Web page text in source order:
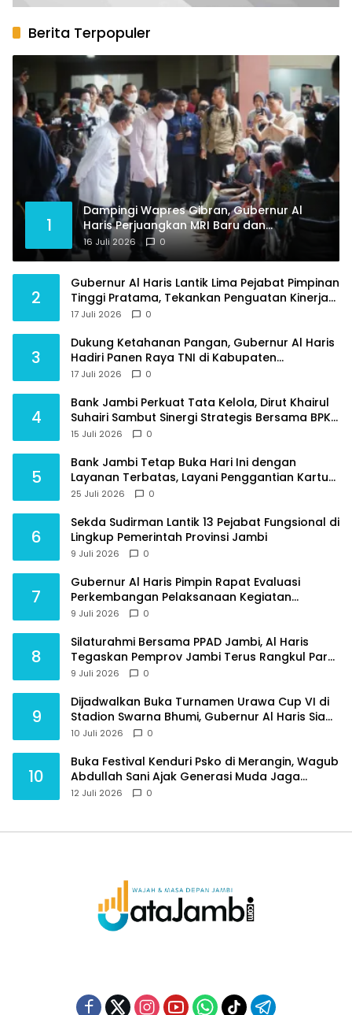
Berita Terpopuler
1
Dampingi Wapres Gibran, Gubernur Al
Haris Perjuangkan MRI Baru dan
Tambahan Dokter Spesialis untuk RSUD
Raden Mattaher
16 Juli 2026 0
2
Gubernur Al Haris Lantik Lima Pejabat Pimpinan
Tinggi Pratama, Tekankan Penguatan Kinerja
dan Integritas
17 Juli 2026 0
3
Dukung Ketahanan Pangan, Gubernur Al Haris
Hadiri Panen Raya TNI di Kabupaten
Tanjungjabung Timur
17 Juli 2026 0
4
Bank Jambi Perkuat Tata Kelola, Dirut Khairul
Suhairi Sambut Sinergi Strategis Bersama BPKP
Jambi
15 Juli 2026 0
5
Bank Jambi Tetap Buka Hari Ini dengan
Layanan Terbatas, Layani Penggantian Kartu
ATM dan Perubahan PIN
25 Juli 2026 0
6
Sekda Sudirman Lantik 13 Pejabat Fungsional di
Lingkup Pemerintah Provinsi Jambi
9 Juli 2026 0
7
Gubernur Al Haris Pimpin Rapat Evaluasi
Perkembangan Pelaksanaan Kegiatan
Pembangunan Triwulan II TA 2026
9 Juli 2026 0
8
Silaturahmi Bersama PPAD Jambi, Al Haris
Tegaskan Pemprov Jambi Terus Rangkul Para
Purnawirawan
9 Juli 2026 0
9
Dijadwalkan Buka Turnamen Urawa Cup VI di
Stadion Swarna Bhumi, Gubernur Al Haris Siap
Berlaga Lawan Tim Urawa
10 Juli 2026 0
10
Buka Festival Kenduri Psko di Merangin, Wagub
Abdullah Sani Ajak Generasi Muda Jaga
Budaya dan Jauhi Narkoba
12 Juli 2026 0